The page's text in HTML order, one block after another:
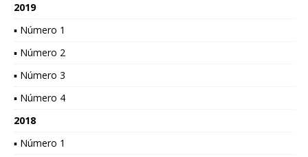
2019
▪ Número 1
▪ Número 2
▪ Número 3
▪ Número 4
2018
▪ Número 1